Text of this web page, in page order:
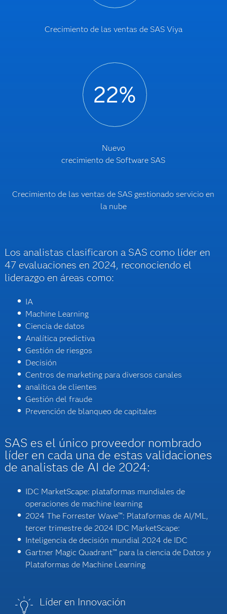
Crecimiento de las ventas de SAS Viya
Nuevo
crecimiento de Software SAS
Crecimiento de las ventas de SAS gestionado servicio en
la nube
Los analistas clasificaron a SAS como líder en
47 evaluaciones en 2024, reconociendo el
liderazgo en áreas como:
IA
Machine Learning
Ciencia de datos
Analítica predictiva
Gestión de riesgos
Decisión
Centros de marketing para diversos canales
analítica de clientes
Gestión del fraude
Prevención de blanqueo de capitales
SAS es el único proveedor nombrado
líder en cada una de estas validaciones
de analistas de AI de 2024:
IDC MarketScape: plataformas mundiales de
operaciones de machine learning
2024 The Forrester Wave™: Plataformas de AI/ML,
tercer trimestre de 2024 IDC MarketScape:
Inteligencia de decisión mundial 2024 de IDC
Gartner Magic Quadrant™ para la ciencia de Datos y
Plataformas de Machine Learning
Líder en Innovación